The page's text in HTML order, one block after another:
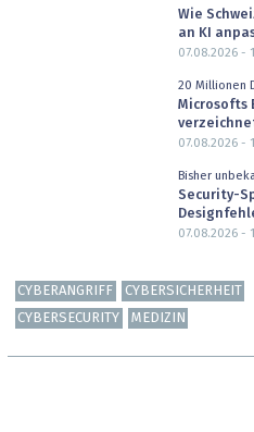
Wie
an KI
07.08.2026 -
20 Millionen
Microsofts
07.08.2026 -
Bisher
Security-
07.08.2026 -
CYBERANGRIFF
CYBERSICHERHEIT
CYBERSECURITY
MEDIZIN